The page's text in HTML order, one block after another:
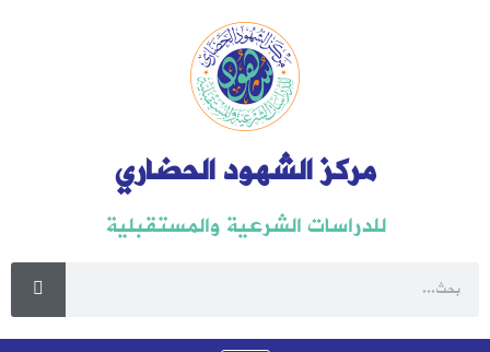
مركز الشهود الحضاري
للدراسات الشرعية والمستقبلية